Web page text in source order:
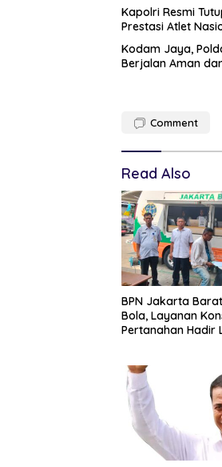
Kapolri Resmi
Prestasi Atlet
Kodam Jaya,
Berjalan Aman
Comment
Read Also
BPN Jakarta
Bola, Layanan
Pertanahan Hadir